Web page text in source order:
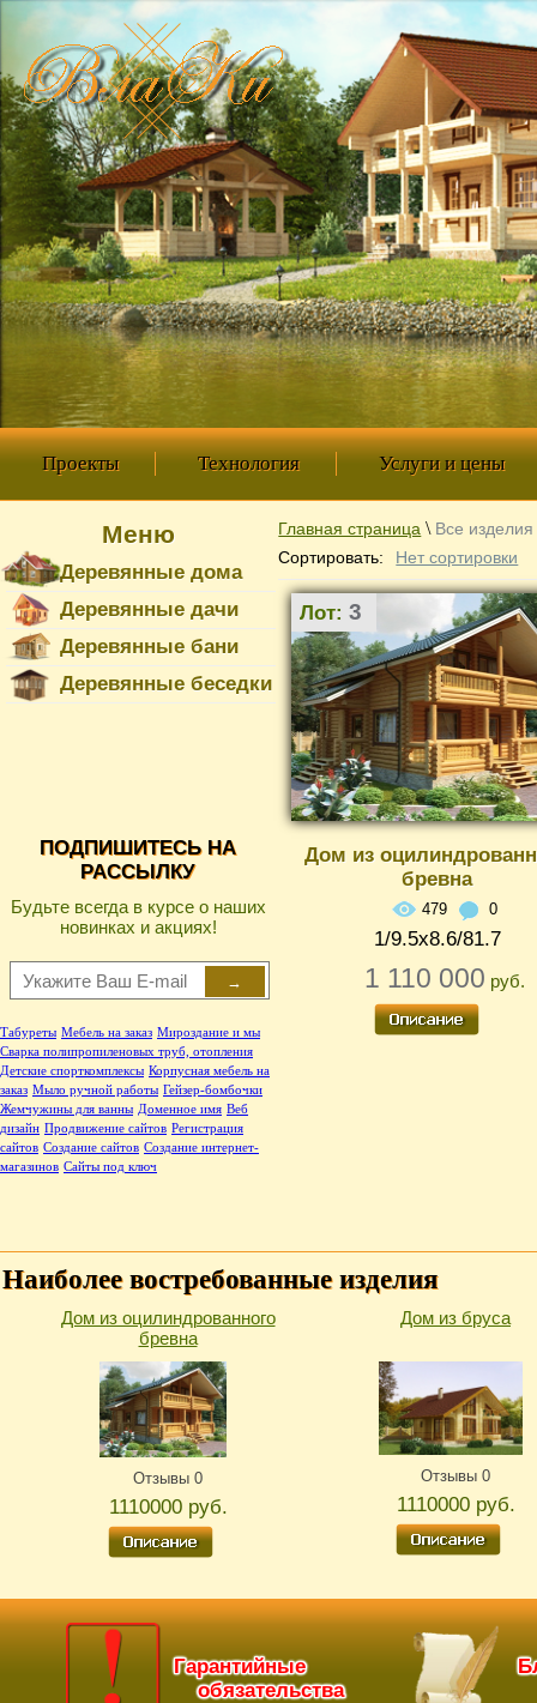
Проекты Технология Услуги и цены
Главная страница \ Все изделия
Сортировать:
Нет сортировки
Лот: 3
Дом из
бревна
479 0
1/9.5х8.6/81.7
1 110 000 руб.
Меню
Деревянные дома
Деревянные дачи
Деревянные бани
Деревянные беседки
ПОДПИШИТЕСЬ НА
РАССЫЛКУ
Будьте всегда в курсе о наших
новинках и акциях!
→
Табуреты Мебель на заказ Мироздание и мы
Сварка полипропиленовых труб, отопления
Детские спорткомплексы Корпусная мебель на
заказ Мыло ручной работы Гейзер-бомбочки
Жемчужины для ванны Доменное имя Веб
дизайн Продвижение сайтов Регистрация
сайтов Создание сайтов Создание интернет-
магазинов Сайты под ключ
Наиболее востребованные изделия
Дом из оцилиндрованного
бревна
Отзывы 0
1110000 руб.
Дом из бруса
Отзывы 0
1110000 руб.
Гарантийные
обязательства